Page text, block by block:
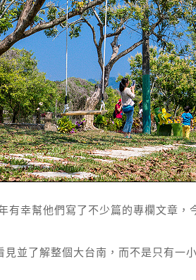
有幸幫他們寫了不少篇的專欄文章，
並了解整個大台南，而不是只有一